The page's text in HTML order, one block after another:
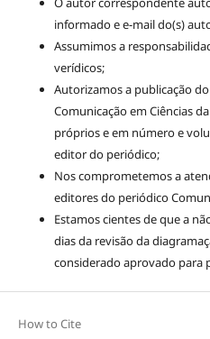
informado e e-mail do(s)
Assumimos a
verídicos;
Autorizamos a publicação
Comunicação em Ciências
próprios e em número e
editor do periódico;
Nos comprometemos a
editores do periódico
Estamos cientes de que a
dias da revisão da
considerado aprovado para
How to Cite